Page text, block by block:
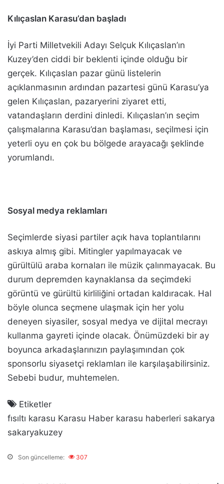
Kılıçaslan Karasu’dan başladı
İyi Parti Milletvekili Adayı Selçuk Kılıçaslan’ın
Kuzey’den ciddi bir beklenti içinde olduğu bir
gerçek. Kılıçaslan pazar günü listelerin
açıklanmasının ardından pazartesi günü Karasu’ya
gelen Kılıçaslan, pazaryerini ziyaret etti,
vatandaşların derdini dinledi. Kılıçaslan’ın seçim
çalışmalarına Karasu’dan başlaması, seçilmesi için
yeterli oyu en çok bu bölgede arayacağı şeklinde
yorumlandı.
Sosyal medya reklamları
Seçimlerde siyasi partiler açık hava toplantılarını
askıya almış gibi. Mitingler yapılmayacak ve
gürültülü araba kornaları ile müzik çalınmayacak. Bu
durum depremden kaynaklansa da seçimdeki
görüntü ve gürültü kirliliğini ortadan kaldıracak. Hal
böyle olunca seçmene ulaşmak için her yolu
deneyen siyasiler, sosyal medya ve dijital mecrayı
kullanma gayreti içinde olacak. Önümüzdeki bir ay
boyunca arkadaşlarınızın paylaşımından çok
sponsorlu siyasetçi reklamları ile karşılaşabilirsiniz.
Sebebi budur, muhtemelen.
Etiketler
fısıltı karasu Karasu Haber karasu haberleri sakarya
sakaryakuzey
Son güncelleme: 307